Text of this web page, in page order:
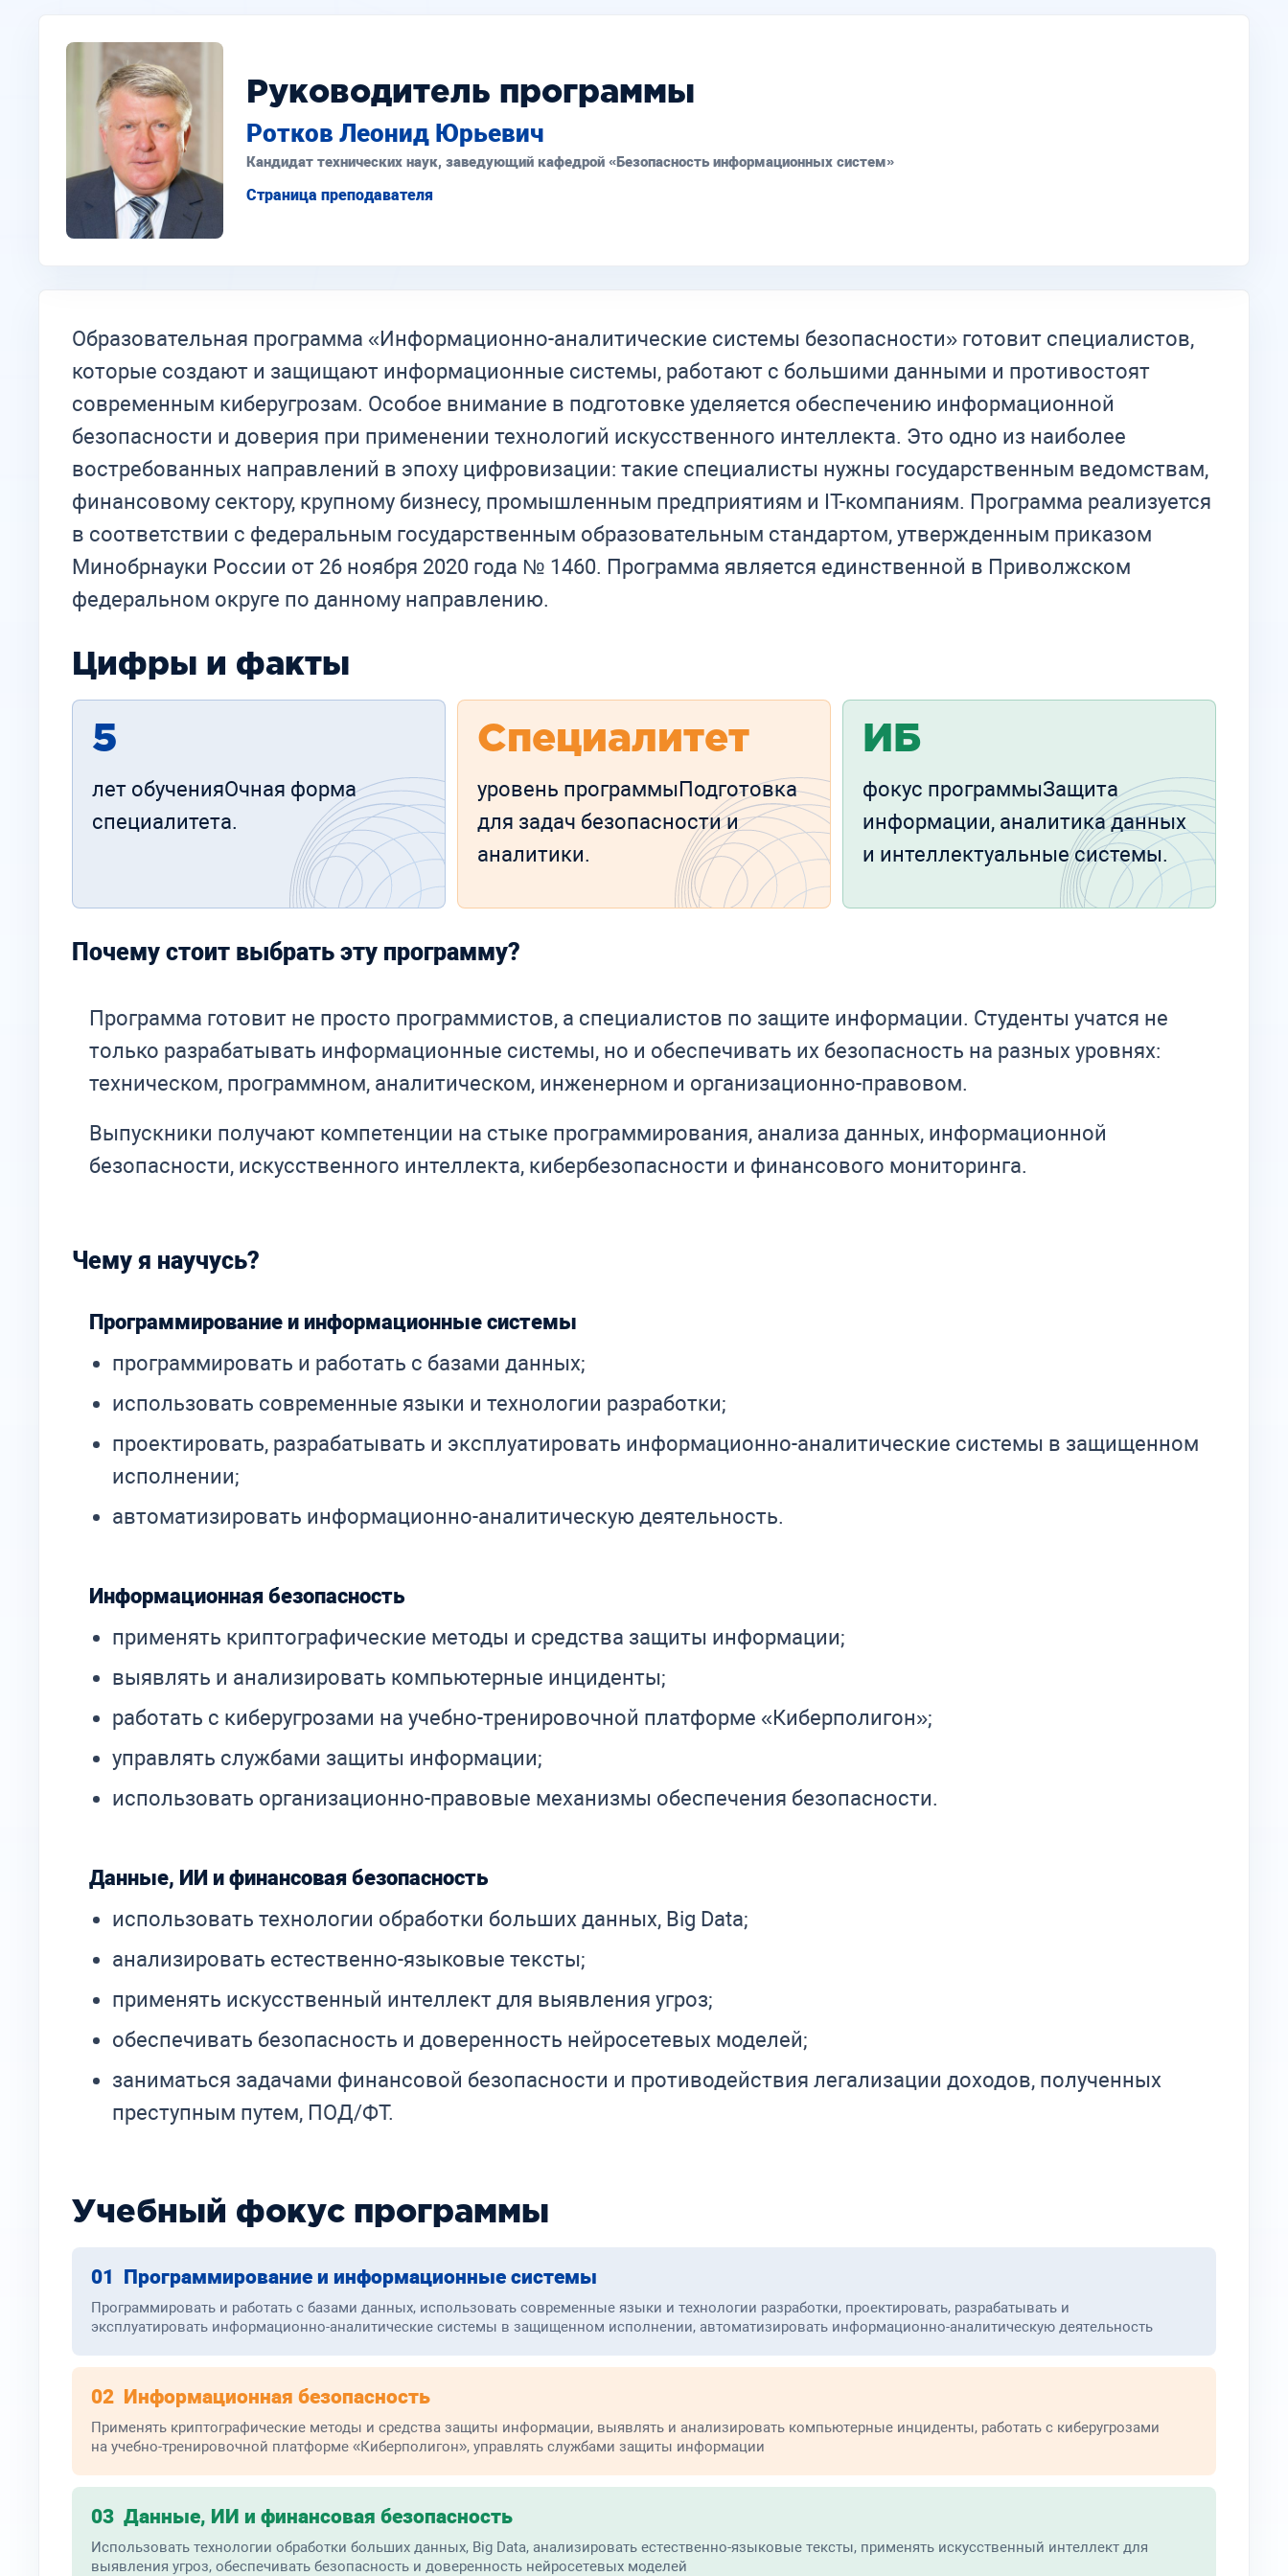
Руководитель программы
Ротков Леонид Юрьевич
Кандидат технических наук, заведующий кафедрой «Безопасность информационных систем»
Страница преподавателя
Образовательная программа «Информационно-аналитические системы безопасности» готовит специалистов,
которые создают и защищают информационные системы, работают с большими данными и противостоят
современным киберугрозам. Особое внимание в подготовке уделяется обеспечению информационной
безопасности и доверия при применении технологий искусственного интеллекта. Это одно из наиболее
востребованных направлений в эпоху цифровизации: такие специалисты нужны государственным ведомствам,
финансовому сектору, крупному бизнесу, промышленным предприятиям и IT-компаниям. Программа реализуется
в соответствии с федеральным государственным образовательным стандартом, утвержденным приказом
Минобрнауки России от 26 ноября 2020 года № 1460. Программа является единственной в Приволжском
федеральном округе по данному направлению.
Цифры и факты
5
лет обученияОчная форма
специалитета.
Специалитет
уровень программыПодготовка
для задач безопасности и
аналитики.
ИБ
фокус программыЗащита
информации, аналитика данных
и интеллектуальные системы.
Почему стоит выбрать эту программу?
Программа готовит не просто программистов, а специалистов по защите информации. Студенты учатся не
только разрабатывать информационные системы, но и обеспечивать их безопасность на разных уровнях:
техническом, программном, аналитическом, инженерном и организационно-правовом.
Выпускники получают компетенции на стыке программирования, анализа данных, информационной
безопасности, искусственного интеллекта, кибербезопасности и финансового мониторинга.
Чему я научусь?
Программирование и информационные системы
программировать и работать с базами данных;
использовать современные языки и технологии разработки;
проектировать, разрабатывать и эксплуатировать информационно-аналитические системы в защищенном
исполнении;
автоматизировать информационно-аналитическую деятельность.
Информационная безопасность
применять криптографические методы и средства защиты информации;
выявлять и анализировать компьютерные инциденты;
работать с киберугрозами на учебно-тренировочной платформе «Киберполигон»;
управлять службами защиты информации;
использовать организационно-правовые механизмы обеспечения безопасности.
Данные, ИИ и финансовая безопасность
использовать технологии обработки больших данных, Big Data;
анализировать естественно-языковые тексты;
применять искусственный интеллект для выявления угроз;
обеспечивать безопасность и доверенность нейросетевых моделей;
заниматься задачами финансовой безопасности и противодействия легализации доходов, полученных
преступным путем, ПОД/ФТ.
Учебный фокус программы
01 Программирование и информационные системы
Программировать и работать с базами данных, использовать современные языки и технологии разработки, проектировать, разрабатывать и
эксплуатировать информационно-аналитические системы в защищенном исполнении, автоматизировать информационно-аналитическую деятельность
02 Информационная безопасность
Применять криптографические методы и средства защиты информации, выявлять и анализировать компьютерные инциденты, работать с киберугрозами
на учебно-тренировочной платформе «Киберполигон», управлять службами защиты информации
03 Данные, ИИ и финансовая безопасность
Использовать технологии обработки больших данных, Big Data, анализировать естественно-языковые тексты, применять искусственный интеллект для
выявления угроз, обеспечивать безопасность и доверенность нейросетевых моделей